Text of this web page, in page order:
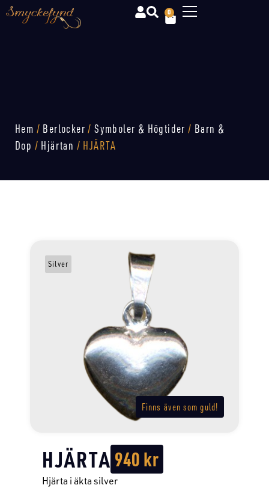
0
Hem / Berlocker /Symboler & Högtider / Barn &
Dop / Hjärtan / HJÄRTA
Finns även som guld!
Silver
HJÄRTA 940kr
Hjärta i äkta silver